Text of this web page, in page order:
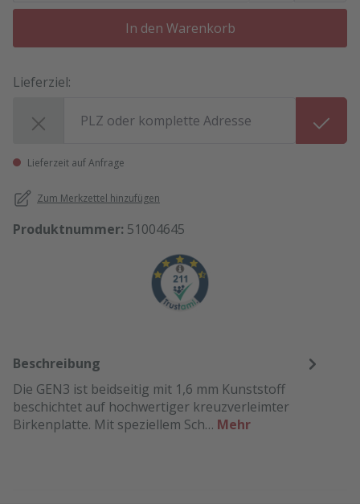
In den Warenkorb
Lieferziel:
Lieferzeit auf Anfrage
Zum Merkzettel hinzufügen
Produktnummer: 51004645
Beschreibung
Die GEN3 ist beidseitig mit 1,6 mm Kunststoff
beschichtet auf hochwertiger kreuzverleimter
Birkenplatte. Mit speziellem Sch… Mehr